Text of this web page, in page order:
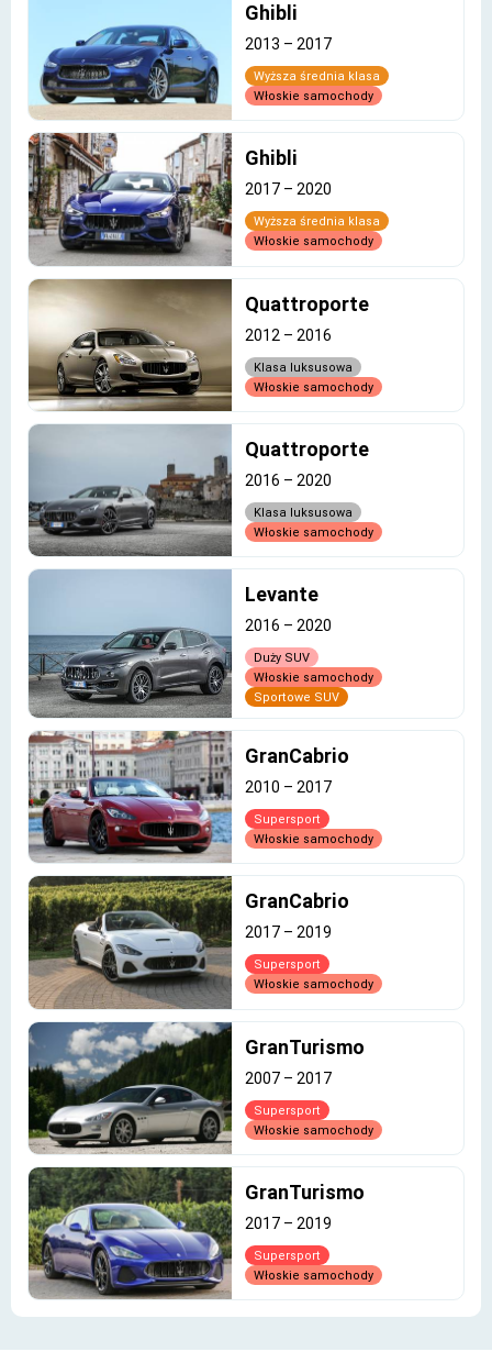
Ghibli
2013 – 2017
Wyższa średnia klasa
Włoskie samochody
Ghibli
2017 – 2020
Wyższa średnia klasa
Włoskie samochody
Quattroporte
2012 – 2016
Klasa luksusowa
Włoskie samochody
Quattroporte
2016 – 2020
Klasa luksusowa
Włoskie samochody
Levante
2016 – 2020
Duży SUV
Włoskie samochody
Sportowe SUV
GranCabrio
2010 – 2017
Supersport
Włoskie samochody
GranCabrio
2017 – 2019
Supersport
Włoskie samochody
GranTurismo
2007 – 2017
Supersport
Włoskie samochody
GranTurismo
2017 – 2019
Supersport
Włoskie samochody